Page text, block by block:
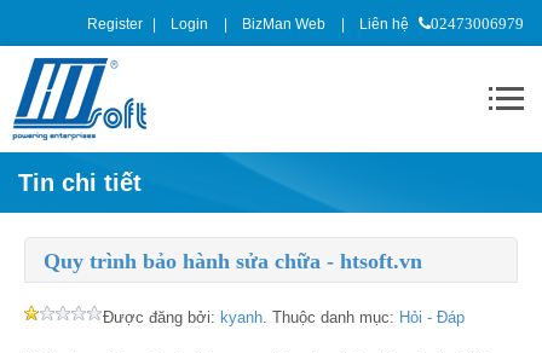
Register Login BizMan Web Liên hệ 02473006979
Tin chi tiết
Quy trình bảo hành sửa chữa - htsoft.vn
Được đăng bởi: kyanh. Thuộc danh mục: Hỏi - Đáp